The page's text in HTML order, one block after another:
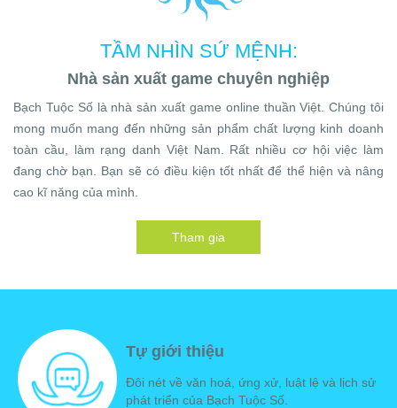
TẦM NHÌN SỨ MỆNH:
Nhà sản xuất game chuyên nghiệp
Bạch Tuộc Số là nhà sản xuất game online thuần Việt. Chúng tôi
mong muốn mang đến những sản phẩm chất lượng kinh doanh
toàn cầu, làm rạng danh Việt Nam. Rất nhiều cơ hội việc làm
đang chờ bạn. Bạn sẽ có điều kiện tốt nhất để thể hiện và nâng
cao kĩ năng của mình.
Tham gia
Tự giới thiệu
Đôi nét về văn hoá, ứng xử, luật lệ và lịch sử
phát triển của Bạch Tuộc Số.